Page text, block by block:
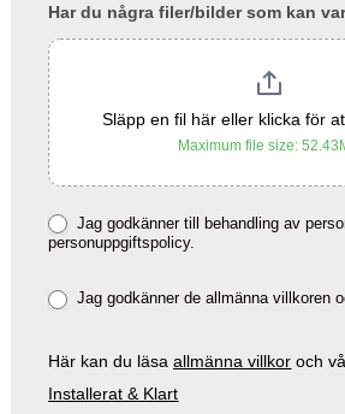
Har du några filer/bilder som kan
Släpp en fil här eller klicka för
Maximum file size:
Jag godkänner till behandling av
personuppgiftspolicy.
Jag godkänner de allmänna villkoren
Här kan du läsaallmänna villkor och
Installerat & Klart